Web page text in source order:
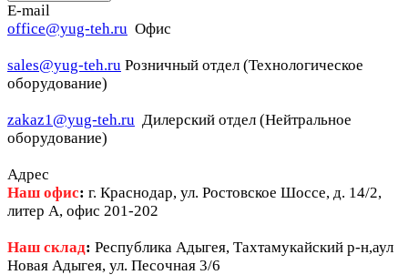
E-mail
office@yug-teh.ru Офис
sales@yug-teh.ru Розничный отдел (Технологическое
оборудование)
zakaz1@yug-teh.ru Дилерский отдел (Нейтральное
оборудование)
Адрес
Наш офис: г. Краснодар, ул. Ростовское Шоссе, д. 14/2,
литер А, офис 201-202
Наш склад: Республика Адыгея, Тахтамукайский р-н,аул
Новая Адыгея, ул. Песочная 3/6